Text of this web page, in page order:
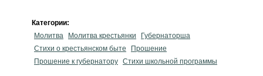
Категории:
Молитва
Молитва крестьянки
Губернаторша
Стихи о крестьянском быте
Прошение
Прошение к губернатору Стихи школьной программы